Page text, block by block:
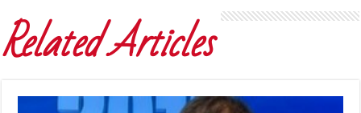
Related Articles